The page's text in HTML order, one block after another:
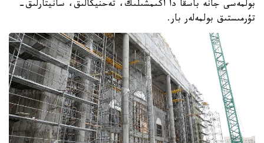
بولمەسى جانە باسقا دا اكىمشىلىك، تەحنيكالىق، سانيتارلىق-
تۇرمىستىق بولمەلەر بار.